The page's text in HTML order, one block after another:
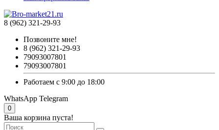
8 (962) 321-29-93
Позвоните мне!
8 (962) 321-29-93
79093007801
79093007801
Работаем с 9:00 до 18:00
WhatsApp Telegram
0
Ваша корзина пуста!